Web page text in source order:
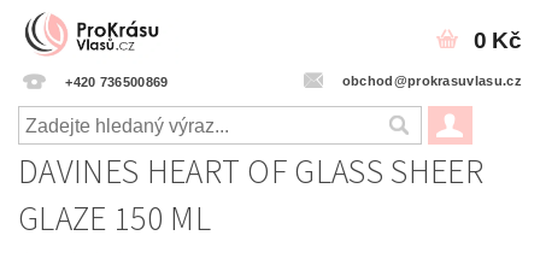
+420 736500869 obchod@prokrasuvlasu.cz
0 Kč
DAVINES HEART OF GLASS SHEER
GLAZE 150 ML